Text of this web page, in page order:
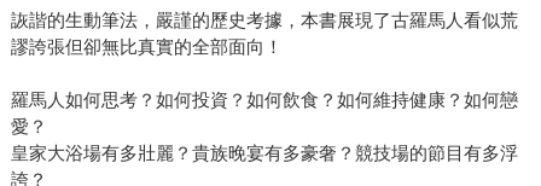
詼諧的生動筆法，嚴謹的歷史考據，本書展現了古羅馬人看似荒
謬誇張但卻無比真實的全部面向！
羅馬人如何思考？如何投資？如何飲食？如何維持健康？如何戀
愛？
皇家大浴場有多壯麗？貴族晚宴有多豪奢？競技場的節目有多浮
誇？